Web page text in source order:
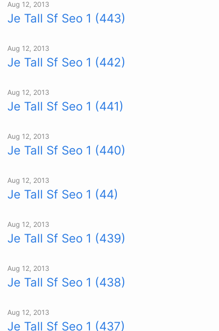
Aug 12, 2013
Je Tall Sf Seo 1 (443)
Aug 12, 2013
Je Tall Sf Seo 1 (442)
Aug 12, 2013
Je Tall Sf Seo 1 (441)
Aug 12, 2013
Je Tall Sf Seo 1 (440)
Aug 12, 2013
Je Tall Sf Seo 1 (44)
Aug 12, 2013
Je Tall Sf Seo 1 (439)
Aug 12, 2013
Je Tall Sf Seo 1 (438)
Aug 12, 2013
Je Tall Sf Seo 1 (437)